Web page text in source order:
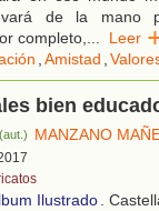
de la mano
completo,...
,Amistad ,
bien
(aut.) MANZANO
Ilustrado.